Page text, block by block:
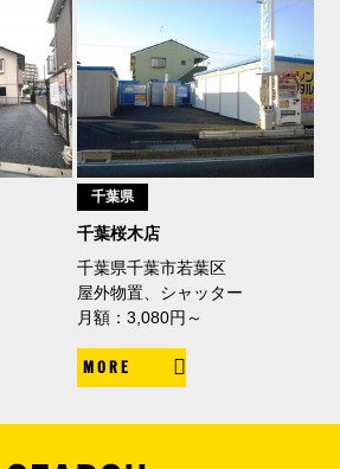
千葉県
千葉桜木店
千葉県千葉市若葉区
屋外物置、シャッター
月額：3,080円～
MORE